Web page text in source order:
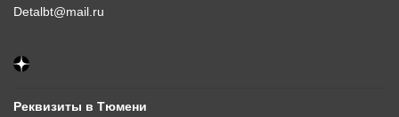
Detalbt@mail.ru
Реквизиты в Тюмени